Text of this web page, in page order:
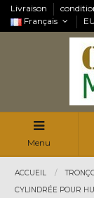
Livraison
Français
Menu
ACCUEIL
CYLINDRÉE POUR